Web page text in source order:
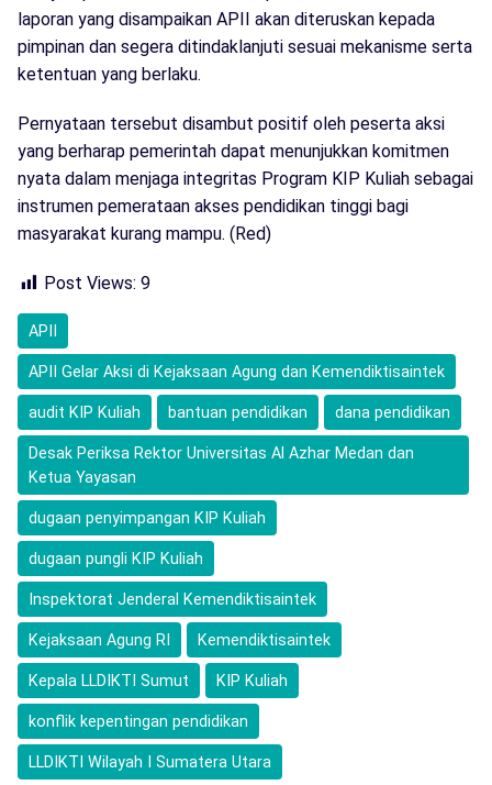
laporan yang disampaikan APII akan diteruskan kepada
pimpinan dan segera ditindaklanjuti sesuai mekanisme serta
ketentuan yang berlaku.
Pernyataan tersebut disambut positif oleh peserta aksi
yang berharap pemerintah dapat menunjukkan komitmen
nyata dalam menjaga integritas Program KIP Kuliah sebagai
instrumen pemerataan akses pendidikan tinggi bagi
masyarakat kurang mampu. (Red)
Post Views: 9
APII
APII Gelar Aksi di Kejaksaan Agung dan Kemendiktisaintek
audit KIP Kuliah bantuan pendidikan dana pendidikan
Desak Periksa Rektor Universitas Al Azhar Medan dan
Ketua Yayasan
dugaan penyimpangan KIP Kuliah
dugaan pungli KIP Kuliah
Inspektorat Jenderal Kemendiktisaintek
Kejaksaan Agung RI Kemendiktisaintek
Kepala LLDIKTI Sumut KIP Kuliah
konflik kepentingan pendidikan
LLDIKTI Wilayah I Sumatera Utara